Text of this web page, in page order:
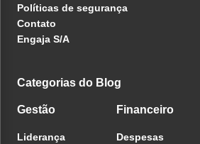
Políticas de segurança
Contato
Engaja S/A
Categorias do Blog
Gestão
Liderança
Financeiro
Despesas